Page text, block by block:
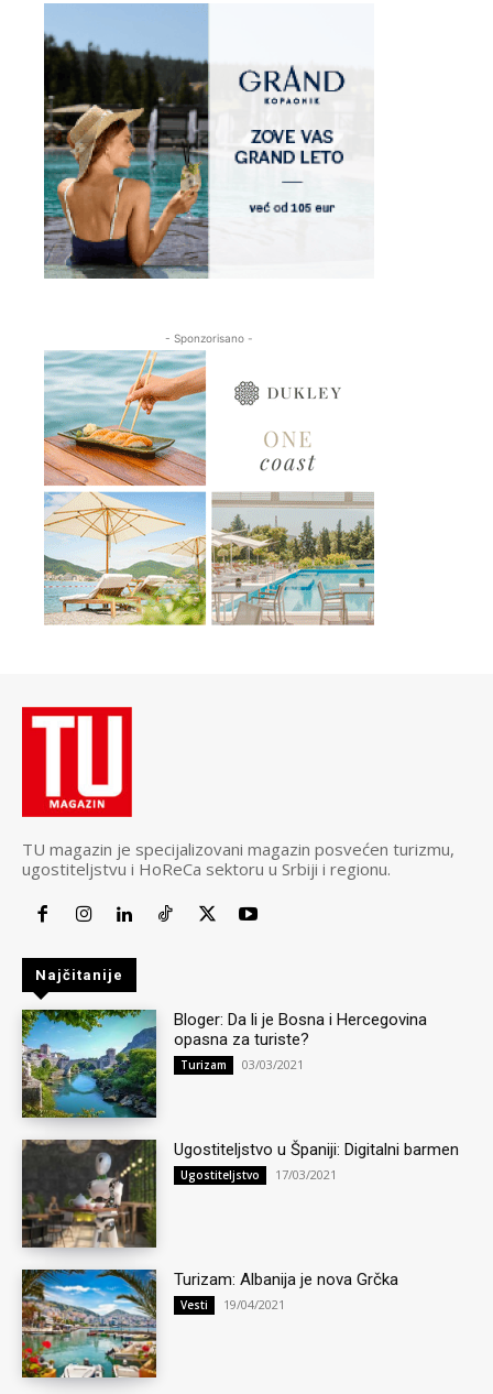
- Sponzorisano -
TU magazin je specijalizovani magazin posvećen turizmu,
ugostiteljstvu i HoReCa sektoru u Srbiji i regionu.
Najčitanije
Bloger: Da li je Bosna i Hercegovina
opasna za turiste?
Turizam 03/03/2021
Ugostiteljstvo u Španiji: Digitalni barmen
Ugostiteljstvo 17/03/2021
Turizam: Albanija je nova Grčka
Vesti 19/04/2021